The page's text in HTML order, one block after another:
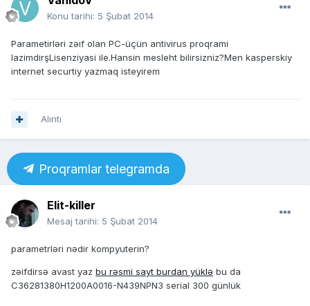
Konu tarihi: 5 Şubat 2014
Parametirləri zəif olan PC-üçün antivirus proqrami
lazimdirşLisenziyasi ile.Hansin mesleht bilirsizniz?Men kasperskiy
internet securtiy yazmaq isteyirem
Alıntı
Proqramlar telegramda
Elit-killer
Mesaj tarihi: 5 Şubat 2014
parametrləri nədir kompyuterin?
zəifdirsə avast yaz bu rəsmi sayt burdan yüklə bu da
C36281380H1200A0016-N439NPN3 serial 300 günlük